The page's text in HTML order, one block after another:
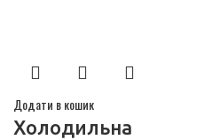
Додати в кошик
Холодильна